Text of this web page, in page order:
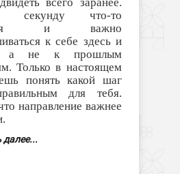
секунду что-то
и важно
к себе здесь и
а не к прошлым
Только в настоящем
понять какой шаг
для тебя.
направление важнее
далее...